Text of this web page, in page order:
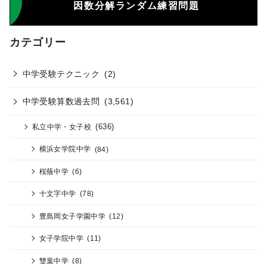
因数分解ランダム練習問題
カテゴリー
中学受験テクニック (2)
中学受験算数過去問 (3,561)
私立中学・女子校 (636)
横浜女学院中学 (84)
桜蔭中学 (6)
十文字中学 (78)
豊島岡女子学園中学 (12)
女子学院中学 (11)
雙葉中学 (8)